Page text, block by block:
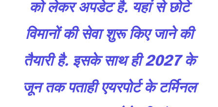
को लेकर अपडेट है. यहां से छोटे
विमानों की सेवा शुरू किए जाने की
तैयारी है. इसके साथ ही 2027 के
जून तक पताही एयरपोर्ट के टर्मिनल